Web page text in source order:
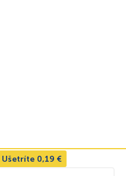
Ušetríte 0,19 €